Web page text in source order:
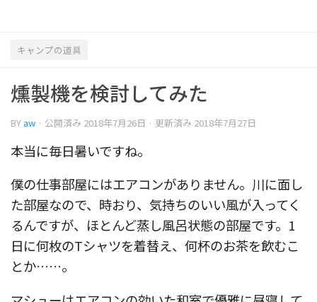
キャンプの道具
燻製機を検討してみた
BY aw · 公開済み 2018年7月26日 · 更新済み 2018年7月27日
本当に毎日暑いですね。
僕の仕事部屋にはエアコンがありません。川に面し
た部屋なので、時おり、気持ちのいい風が入ってく
るんですが、ほとんど蒸し風呂状態の部屋です。1
日に何枚のTシャツを着替え、何杯のお茶を飲むこ
とか……。